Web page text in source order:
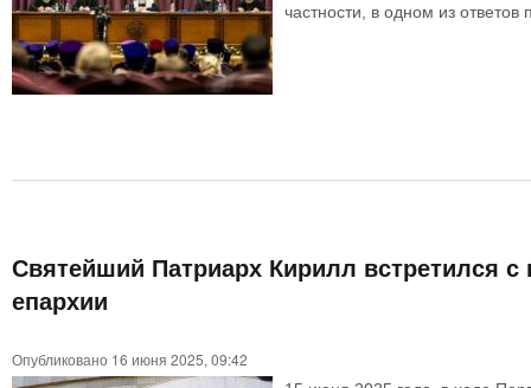
частности, в одном из
Святейший Патриарх Кирилл встретился
епархии
Опубликовано 16 июня 2025, 09:42